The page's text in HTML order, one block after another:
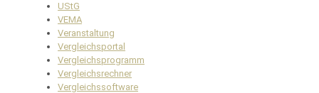
UStG
VEMA
Veranstaltung
Vergleichsportal
Vergleichsprogramm
Vergleichsrechner
Vergleichssoftware